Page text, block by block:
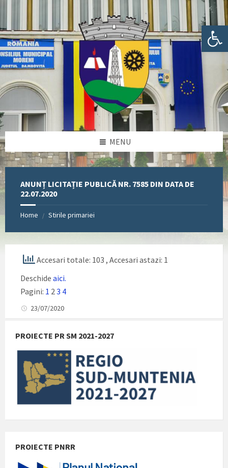
Deschide bara de unelte
sidebar
sidebar
MENU
ANUNȚ LICITAȚIE PUBLICĂ NR. 7585 DIN DATA DE
22.07.2020
Home / Stirile primariei
Accesari totale: 103 , Accesari astazi: 1
Deschide aici.
Pagini: 1 2 3 4
23/07/2020
PROIECTE PR SM 2021-2027
PROIECTE PNRR